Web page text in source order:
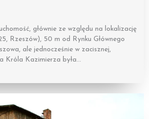
głównie ze względu na lokalizację
Rzeszów), 50 m od Rynku Głównego
ale jednocześnie w zacisznej,
Króla Kazimierza była…